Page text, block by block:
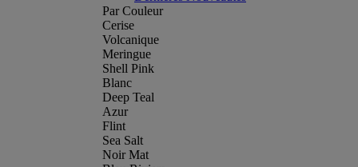
Par Couleur
Cerise
Volcanique
Meringue
Shell Pink
Blanc
Deep Teal
Azur
Flint
Sea Salt
Noir Mat